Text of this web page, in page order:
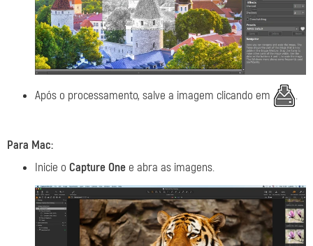
Após o processamento, salve a imagem clicando em .
Para Mac:
Inicie o Capture One e abra as imagens.